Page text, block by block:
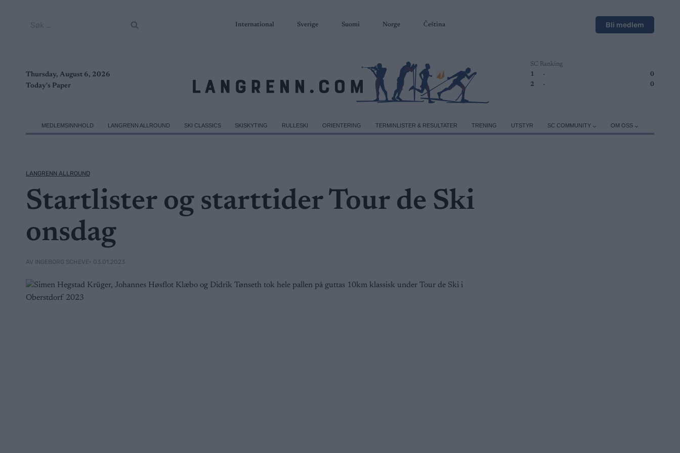
International Sverige Suomi Norge Čeština Bli medlem
Thursday, August 6, 2026
Today's Paper
SC Ranking
1
-
0
2
- 0
MEDLEMSINNHOLD LANGRENN ALLROUND SKI CLASSICS SKISKYTING RULLESKI ORIENTERING TERMINLISTER & RESULTATER TRENING UTSTYR SC COMMUNITY OM OSS
LANGRENN ALLROUND
Startlister og starttider Tour de Ski
onsdag
AV INGEBORG SCHEVE• 03.01.2023